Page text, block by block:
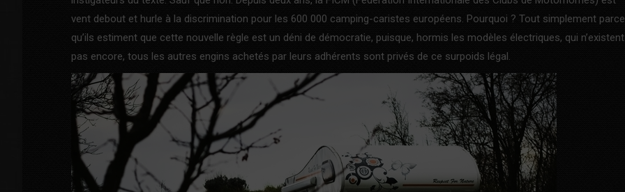
vent debout et hurle à la discrimination pour les 600 000 camping-caristes européens. Pourquoi ? Tout simplement parce
qu’ils estiment que cette nouvelle règle est un déni de démocratie, puisque, hormis les modèles électriques, qui n’existent
pas encore, tous les autres engins achetés par leurs adhérents sont privés de ce surpoids légal.